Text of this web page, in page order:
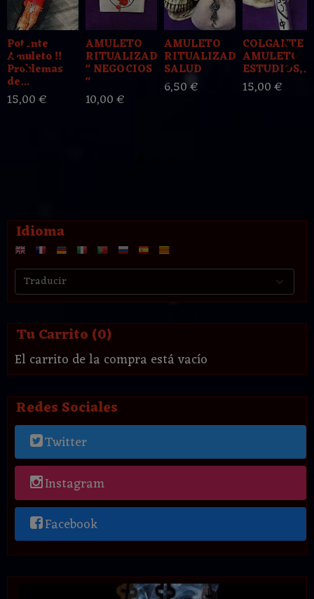
Idioma
Tu Carrito (0)
El carrito de la compra está vacío
Redes Sociales
Twitter
Instagram
Facebook
Potente
Amuleto !!
Problemas
de...
15,00 €
AMULETO
RITUALIZADO
" NEGOCIOS
"
10,00 €
AMULETO
RITUALIZADO
SALUD
6,50 €
COLGANTE
AMULETO
ESTUDIOS,...
15,00 €